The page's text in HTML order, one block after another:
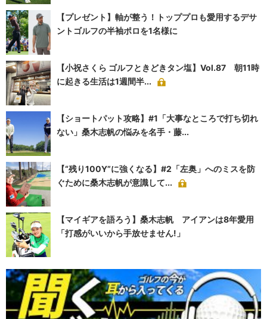
【プレゼント】軸が整う！トッププロも愛用するデサ
ントゴルフの半袖ポロを1名様に
【小祝さくら ゴルフときどきタン塩】Vol.87 朝11時
に起きる生活は1週間半...
【ショートパット攻略】#1「大事なところで打ち切れ
ない」桑木志帆の悩みを名手・藤...
【“残り100Y”に強くなる】#2「左奥」へのミスを防
ぐために桑木志帆が意識して...
【マイギアを語ろう】桑木志帆 アイアンは8年愛用
「打感がいいから手放せません!」